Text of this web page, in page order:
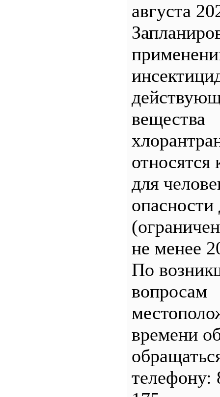
августа
вещества
относятся
для
опасности
не менее
По
вопросам
времени
телефону: